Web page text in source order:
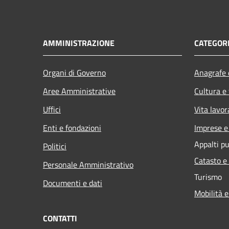
AMMINISTRAZIONE
Organi di Governo
Aree Amministrative
Uffici
Enti e fondazioni
Politici
Personale Amministrativo
Documenti e dati
Cultura
Vita
Imprese
Appalti
Catasto
Turismo
Mobilità
CONTATTI